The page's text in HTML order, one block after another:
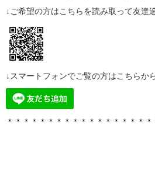
↓ご希望の方はこちらを読み取って友達
↓スマートフォンでご覧の方はこちらか
＊＊＊＊＊＊＊＊＊＊＊＊＊＊＊＊＊＊